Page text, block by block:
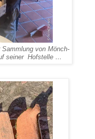
von Mönch-
seiner Hofstelle …